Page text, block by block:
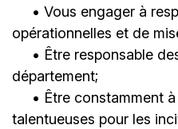
• Vous engager à
opérationnelles et de
• Être responsable
département;
• Être constamment à
talentueuses pour les